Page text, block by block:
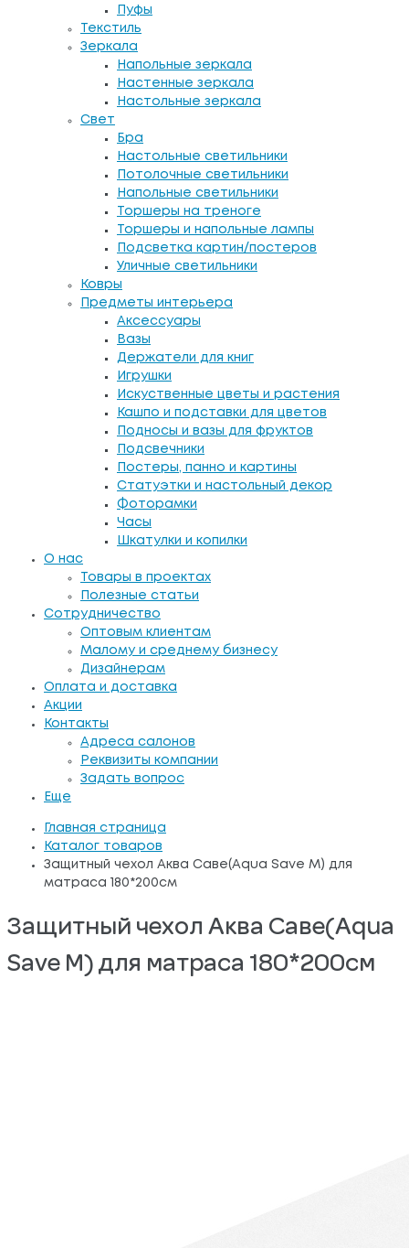
Пуфы
Текстиль
Зеркала
Напольные зеркала
Настенные зеркала
Настольные зеркала
Свет
Бра
Настольные светильники
Потолочные светильники
Напольные светильники
Торшеры на треноге
Торшеры и напольные лампы
Подсветка картин/постеров
Уличные светильники
Ковры
Предметы интерьера
Аксессуары
Вазы
Держатели для книг
Игрушки
Искуственные цветы и растения
Кашпо и подставки для цветов
Подносы и вазы для фруктов
Подсвечники
Постеры, панно и картины
Статуэтки и настольный декор
Фоторамки
Часы
Шкатулки и копилки
О нас
Товары в проектах
Полезные статьи
Сотрудничество
Оптовым клиентам
Малому и среднему бизнесу
Дизайнерам
Оплата и доставка
Акции
Контакты
Адреса салонов
Реквизиты компании
Задать вопрос
Еще
Главная страница
Каталог товаров
Защитный чехол Аква Саве(Aqua Save M) для
матраса 180*200см
Защитный чехол Аква Саве(Aqua
Save M) для матраса 180*200см